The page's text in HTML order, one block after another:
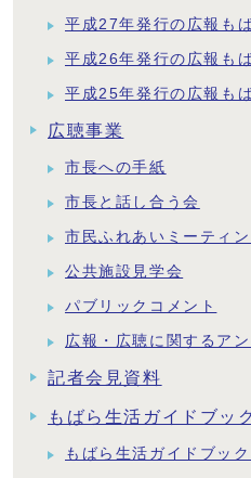
平成27年発行の広報も
平成26年発行の広報も
平成25年発行の広報も
広聴事業
市長への手紙
市長と話し合う会
市民ふれあいミーティ
公共施設見学会
パブリックコメント
広報・広聴に関するア
記者会見資料
もばら生活ガイドブック
もばら生活ガイドブッ